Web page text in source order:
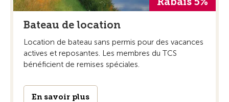
Bateau de location
Location de bateau sans permis pour des vacances
actives et reposantes. Les membres du TCS
bénéficient de remises spéciales.
En savoir plus